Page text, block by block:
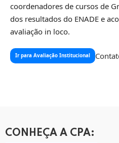
coordenadores de cursos de
dos resultados do ENADE e
avaliação in loco.
Ir para Avaliação Institucional
CONHEÇA A CPA: